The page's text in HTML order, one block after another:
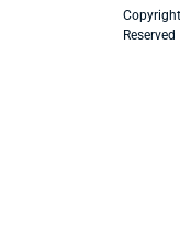
Reserved